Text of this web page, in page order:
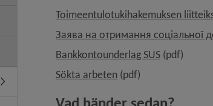
Undermeny för Familj, barn och ungdom
Toimeentulotukihakemuksen
Заява на отримання соціальної
Bankkontounderlag SUS, 80.2 kB,
(pdf)
Sökta arbeten, 72.9 kB, öppnas i
(pdf)